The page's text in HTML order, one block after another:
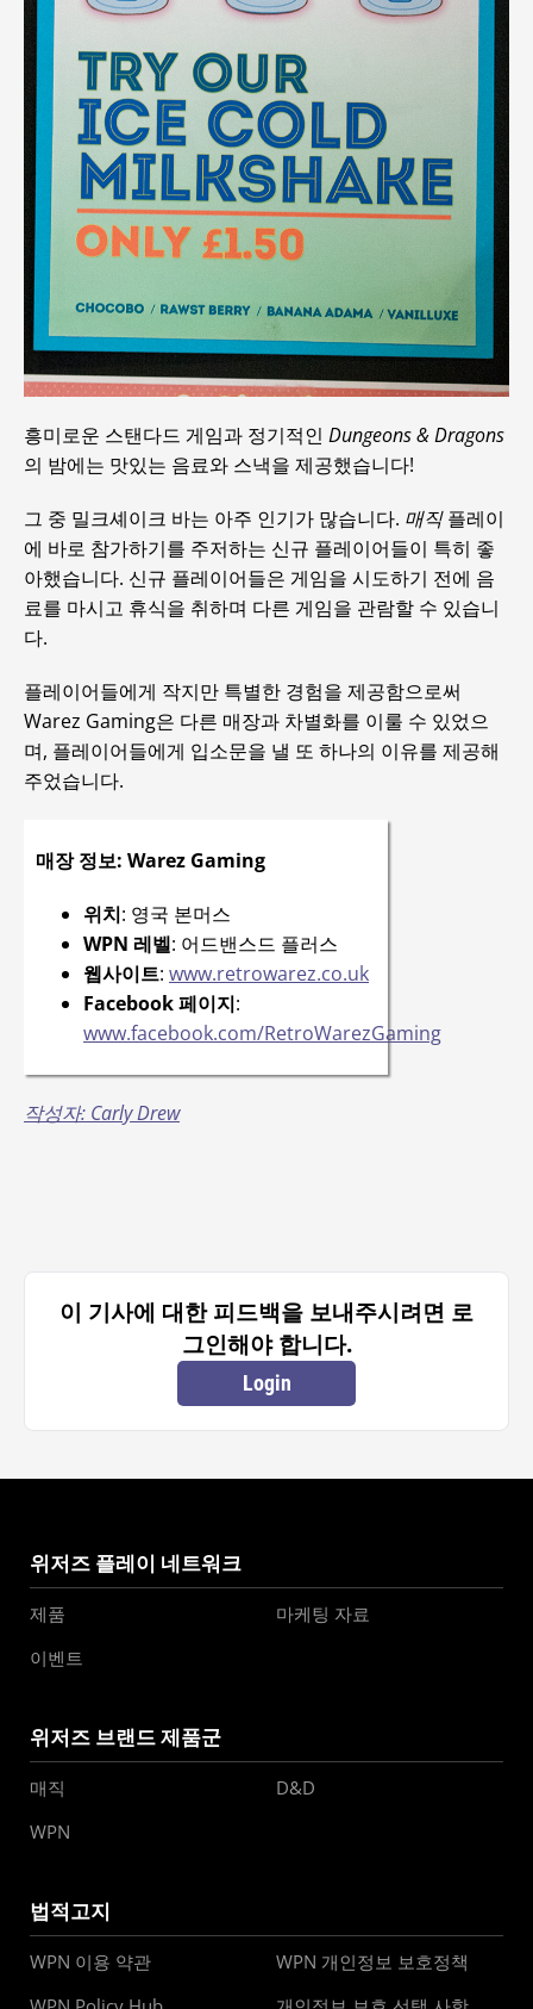
흥미로운 스탠다드 게임과 정기적인 Dungeons & Dragons
의 밤에는 맛있는 음료와 스낵을 제공했습니다!
그 중 밀크셰이크 바는 아주 인기가 많습니다. 매직플레이
에 바로 참가하기를 주저하는 신규 플레이어들이 특히 좋
아했습니다. 신규 플레이어들은 게임을 시도하기 전에 음
료를 마시고 휴식을 취하며 다른 게임을 관람할 수 있습니
다.
플레이어들에게 작지만 특별한 경험을 제공함으로써
Warez Gaming은 다른 매장과 차별화를 이룰 수 있었으
며, 플레이어들에게 입소문을 낼 또 하나의 이유를 제공해
주었습니다.
매장 정보: Warez Gaming
위치: 영국 본머스
WPN 레벨: 어드밴스드 플러스
웹사이트: www.retrowarez.co.uk
Facebook 페이지:
www.facebook.com/RetroWarezGaming
작성자: Carly Drew
이 기사에 대한 피드백을 보내주시려면 로
그인해야 합니다.
Login
위저즈 플레이 네트워크
제품
마케팅 자료
이벤트
위저즈 브랜드 제품군
매직
D&D
WPN
법적고지
WPN 이용 약관
WPN 개인정보 보호정책